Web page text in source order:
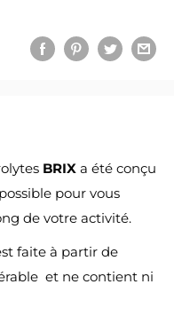
BRIX a été conçu
pour vous
de votre activité.
faite à partir de
et ne contient ni